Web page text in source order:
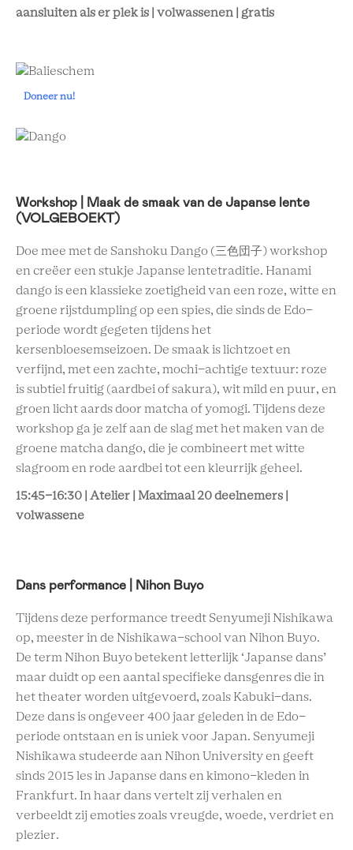
aansluiten als er plek is | volwassenen | gratis
Doneer nu!
Workshop | Maak de smaak van de Japanse lente
(VOLGEBOEKT)
Doe mee met de Sanshoku Dango (三色団子) workshop
en creëer een stukje Japanse lentetraditie. Hanami
dango is een klassieke zoetigheid van een roze, witte en
groene rijstdumpling op een spies, die sinds de Edo-
periode wordt gegeten tijdens het
kersenbloesemseizoen. De smaak is lichtzoet en
verfijnd, met een zachte, mochi-achtige textuur: roze
is subtiel fruitig (aardbei of sakura), wit mild en puur, en
groen licht aards door matcha of yomogi. Tijdens deze
workshop ga je zelf aan de slag met het maken van de
groene matcha dango, die je combineert met witte
slagroom en rode aardbei tot een kleurrijk geheel.
15:45-16:30 | Atelier | Maximaal 20 deelnemers |
volwassene
Dans performance | Nihon Buyo
Tijdens deze performance treedt Senyumeji Nishikawa
op, meester in de Nishikawa-school van Nihon Buyo.
De term Nihon Buyo betekent letterlijk ‘Japanse dans’
maar duidt op een aantal specifieke dansgenres die in
het theater worden uitgevoerd, zoals Kabuki-dans.
Deze dans is ongeveer 400 jaar geleden in de Edo-
periode ontstaan en is uniek voor Japan. Senyumeji
Nishikawa studeerde aan Nihon University en geeft
sinds 2015 les in Japanse dans en kimono-kleden in
Frankfurt. In haar dans vertelt zij verhalen en
verbeeldt zij emoties zoals vreugde, woede, verdriet en
plezier.